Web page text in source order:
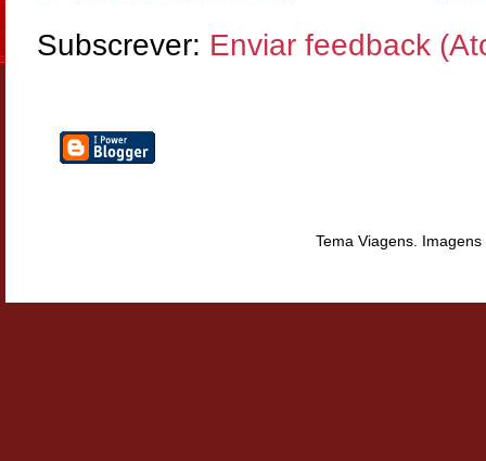
Subscrever: Enviar feedback
Tema Viagens.